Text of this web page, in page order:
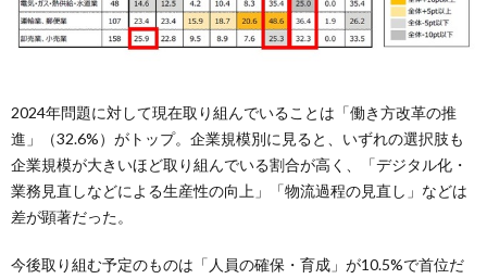
2024年問題に対して現在取り組んでいることは「働き方改革の推
進」（32.6%）がトップ。企業規模別に見ると、いずれの選択肢も
企業規模が大きいほど取り組んでいる割合が高く、「デジタル化・
業務見直しなどによる生産性の向上」「物流過程の見直し」などは
差が顕著だった。
今後取り組む予定のものは「人員の確保・育成」が10.5%で首位だ